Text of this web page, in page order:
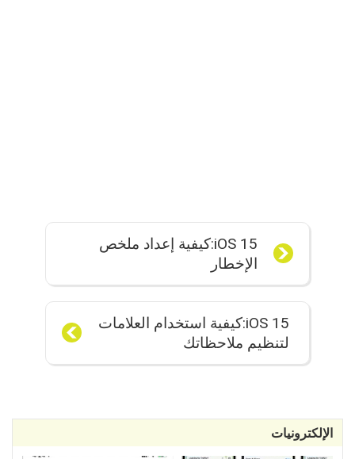
iOS 15:كيفية إعداد ملخص
الإخطار
iOS 15:كيفية استخدام العلامات
لتنظيم ملاحظاتك
الإلكترونيات